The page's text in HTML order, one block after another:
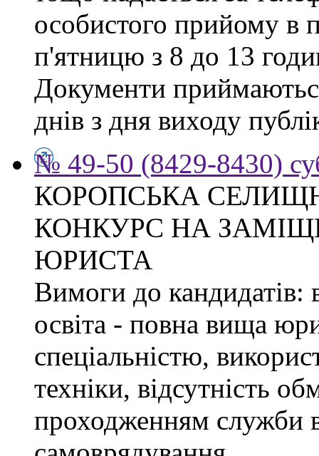
особистого прийому в
п'ятницю з 8 до 13
Документи
днів з дня виходу
№ 49-50 (8429-8430)
КОРОПСЬКА
КОНКУРС НА
ЮРИСТА
Вимоги до
освіта - повна вища
спеціальністю,
техніки, відсутність
проходженням служби